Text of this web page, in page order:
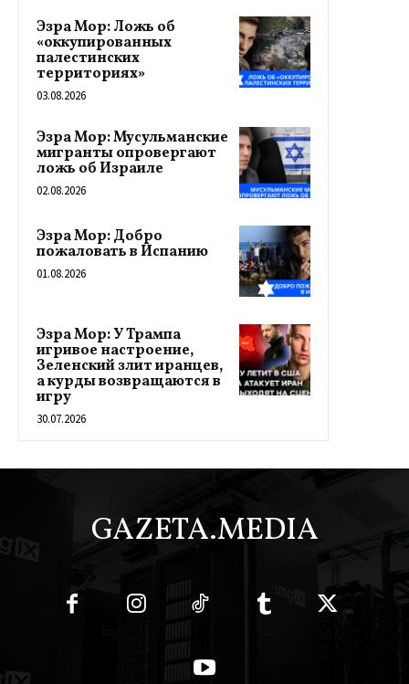
Эзра Мор: Ложь об
«оккупированных
палестинских
территориях»
03.08.2026
Эзра Мор: Мусульманские
мигранты опровергают
ложь об Израиле
02.08.2026
Эзра Мор: Добро
пожаловать в Испанию
01.08.2026
Эзра Мор: У Трампа
игривое настроение,
Зеленский злит иранцев,
а курды возвращаются в
игру
30.07.2026
GAZETA.MEDIA